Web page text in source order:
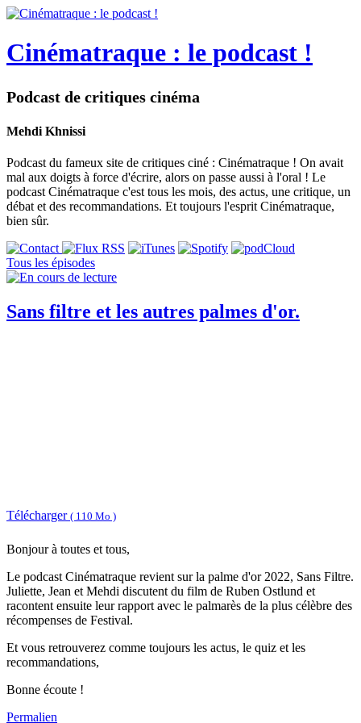
Cinématraque : le podcast !
Podcast de critiques cinéma
Mehdi Khnissi
Podcast du fameux site de critiques ciné : Cinématraque ! On avait
mal aux doigts à force d'écrire, alors on passe aussi à l'oral ! Le
podcast Cinématraque c'est tous les mois, des actus, une critique, un
débat et des recommandations. Et toujours l'esprit Cinématraque,
bien sûr.
Tous les épisodes
Sans filtre et les autres palmes d'or.
Télécharger ( 110 Mo )
Bonjour à toutes et tous,
Le podcast Cinématraque revient sur la palme d'or 2022, Sans Filtre.
Juliette, Jean et Mehdi discutent du film de Ruben Ostlund et
racontent ensuite leur rapport avec le palmarès de la plus célèbre des
récompenses de Festival.
Et vous retrouverez comme toujours les actus, le quiz et les
recommandations,
Bonne écoute !
Permalien